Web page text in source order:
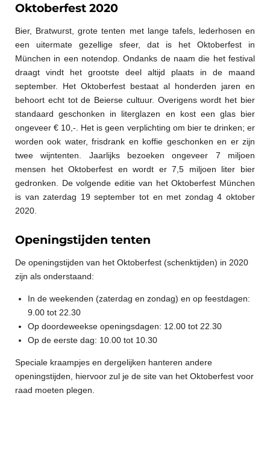
Oktoberfest 2020
Bier, Bratwurst, grote tenten met lange tafels, lederhosen en
een uitermate gezellige sfeer, dat is het Oktoberfest in
München in een notendop. Ondanks de naam die het festival
draagt vindt het grootste deel altijd plaats in de maand
september. Het Oktoberfest bestaat al honderden jaren en
behoort echt tot de Beierse cultuur. Overigens wordt het bier
standaard geschonken in literglazen en kost een glas bier
ongeveer € 10,-. Het is geen verplichting om bier te drinken; er
worden ook water, frisdrank en koffie geschonken en er zijn
twee wijntenten. Jaarlijks bezoeken ongeveer 7 miljoen
mensen het Oktoberfest en wordt er 7,5 miljoen liter bier
gedronken. De volgende editie van het Oktoberfest München
is van zaterdag 19 september tot en met zondag 4 oktober
2020.
Openingstijden tenten
De openingstijden van het Oktoberfest (schenktijden) in 2020
zijn als onderstaand:
In de weekenden (zaterdag en zondag) en op feestdagen:
9.00 tot 22.30
Op doordeweekse openingsdagen: 12.00 tot 22.30
Op de eerste dag: 10.00 tot 10.30
Speciale kraampjes en dergelijken hanteren andere
openingstijden, hiervoor zul je de site van het Oktoberfest voor
raad moeten plegen.